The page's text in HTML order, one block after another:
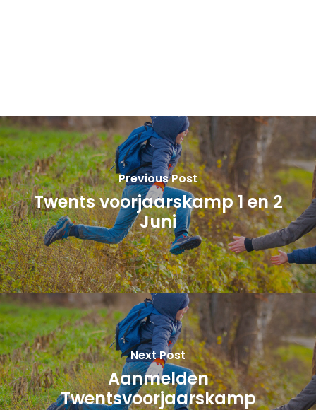
Previous Post
Twents voorjaarskamp 1 en 2
Juni
Next Post
Aanmelden
Twentsvoorjaarskamp